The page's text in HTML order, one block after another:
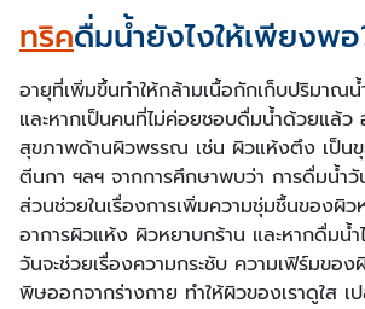
ทริคดื่มน้ำยังไงให้เพียงพ
อายุที่เพิ่มขึ้นทำให้กล้ามเนื้อกักเก็บปริมาณ
และหากเป็นคนที่ไม่ค่อยชอบดื่มน้ำด้วยแล้ว
สุขภาพด้านผิวพรรณ เช่น ผิวแห้งตึง เป็น
ตีนกา ฯลฯ จากการศึกษาพบว่า การดื่มน้ำ
ส่วนช่วยในเรื่องการเพิ่มความชุ่มชื้นของผิ
อาการผิวแห้ง ผิวหยาบกร้าน และหากดื่มน้
วันจะช่วยเรื่องความกระชับ ความเฟิร์มขอ
พิษออกจากร่างกาย ทำให้ผิวของเราดูใส